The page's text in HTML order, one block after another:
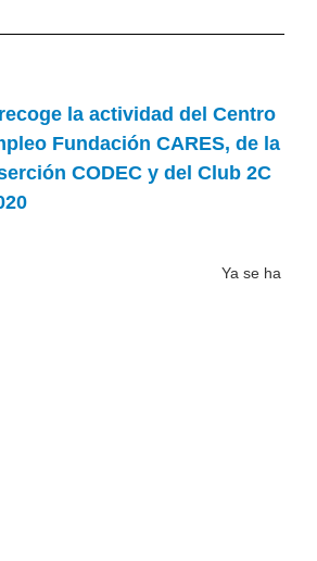
la actividad del Centro
Fundación CARES, de la
CODEC y del Club 2C
Ya se ha